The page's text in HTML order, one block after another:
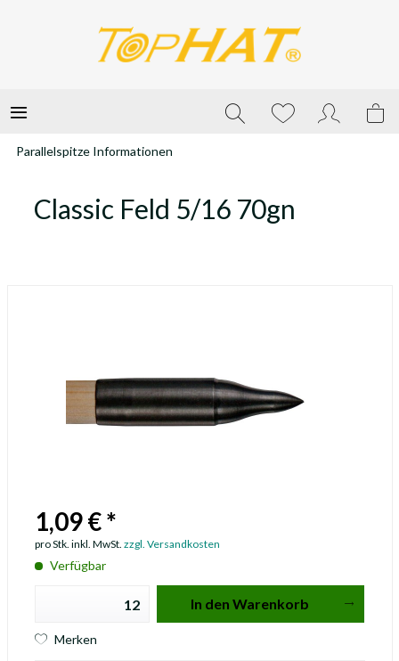
Parallelspitze Informationen
Classic Feld 5/16 70gn
1,09 € *
pro Stk. inkl. MwSt. zzgl. Versandkosten
Verfügbar
In den Warenkorb
Merken